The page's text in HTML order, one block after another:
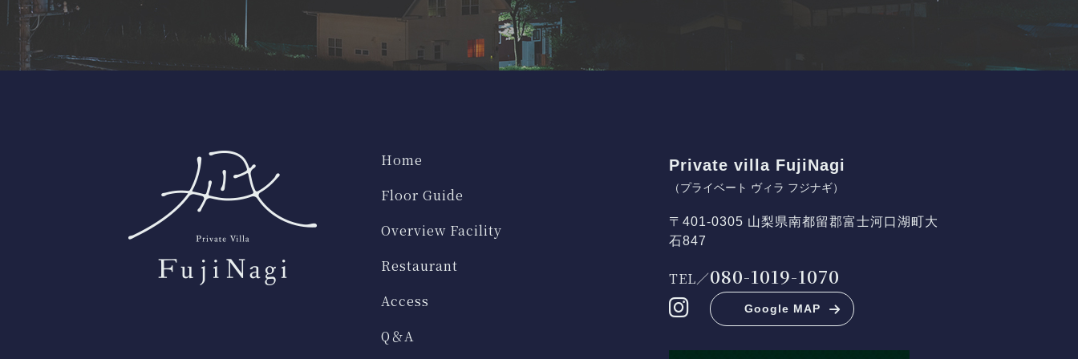
Home
Floor Guide
Overview Facility
Restaurant
Access
Q＆A
Private villa FujiNagi
（プライベート ヴィラ フジナギ）
〒401-0305 山梨県南都留郡富士河口湖町大
石847
TEL／080-1019-1070
Google MAP